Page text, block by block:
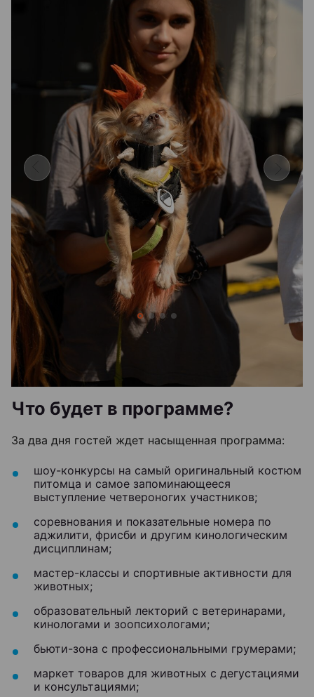
Что будет в программе?
За два дня гостей ждет насыщенная программа:
шоу-конкурсы на самый оригинальный костюм
питомца и самое запоминающееся
выступление четвероногих участников;
соревнования и показательные номера по
аджилити, фрисби и другим кинологическим
дисциплинам;
мастер-классы и спортивные активности для
животных;
образовательный лекторий с ветеринарами,
кинологами и зоопсихологами;
бьюти-зона с профессиональными грумерами;
маркет товаров для животных с дегустациями
и консультациями;